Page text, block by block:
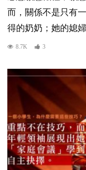
而，關係不是只有
得的奶奶；她的媳
8.7K 3